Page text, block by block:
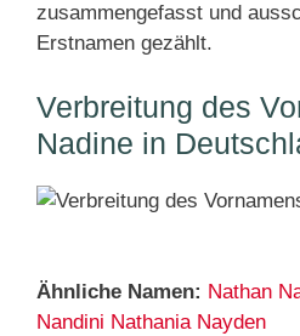
zusammengefasst und
Erstnamen gezählt.
Verbreitung des
Nadine in
Ähnliche Namen: Nathan
Nandini Nathania Nayden